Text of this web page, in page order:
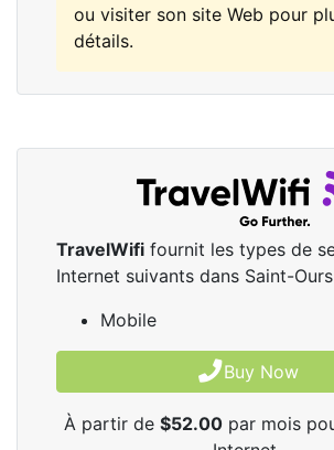
ou visiter son site Web pour
détails.
TravelWifi fournit les types de
Internet suivants dans Saint-
Mobile
Buy Now
À partir de $52.00 par mois